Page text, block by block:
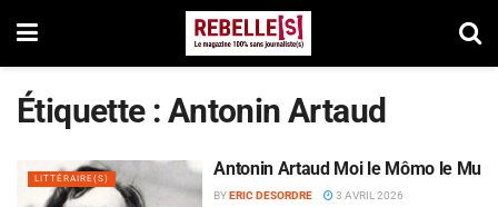
Étiquette : Antonin Artaud
LITTÉRAIRE(S) Antonin Artaud Moi le Mômo le Mu
BYERIC DESORDRE 3 AVRIL 2026